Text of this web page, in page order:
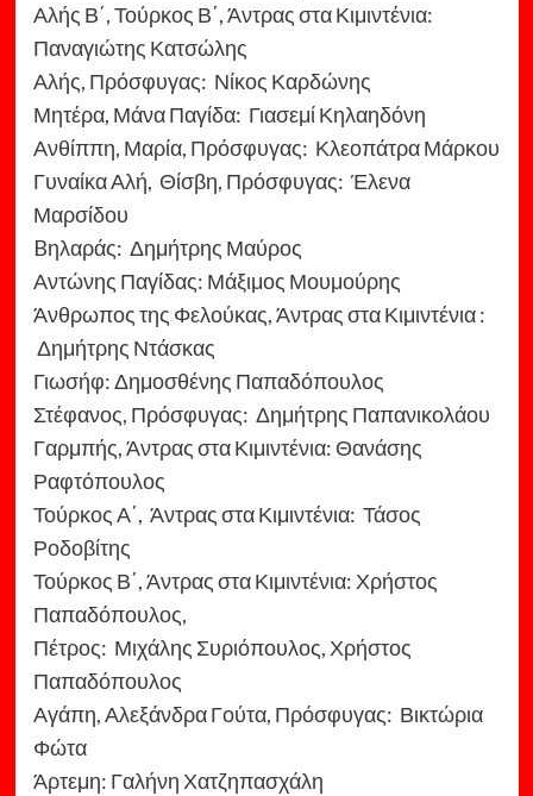
Αλής Β΄, Τούρκος Β΄, Άντρας στα Κιμιντένια:
Παναγιώτης Κατσώλης
Αλής, Πρόσφυγας: Νίκος Καρδώνης
Μητέρα, Μάνα Παγίδα: Γιασεμί Κηλαηδόνη
Ανθίππη, Μαρία, Πρόσφυγας: Κλεοπάτρα Μάρκου
Γυναίκα Αλή, Θίσβη, Πρόσφυγας: Έλενα
Μαρσίδου
Bηλαράς: Δημήτρης Μαύρος
Αντώνης Παγίδας: Μάξιμος Μουμούρης
Άνθρωπος της Φελούκας, Άντρας στα Κιμιντένια :
Δημήτρης Ντάσκας
Γιωσήφ: Δημοσθένης Παπαδόπουλος
Στέφανος, Πρόσφυγας: Δημήτρης Παπανικολάου
Γαρμπής, Άντρας στα Κιμιντένια: Θανάσης
Ραφτόπουλος
Τούρκος Α΄, Άντρας στα Κιμιντένια: Τάσος
Ροδοβίτης
Τούρκος Β΄, Άντρας στα Κιμιντένια: Χρήστος
Παπαδόπουλος,
Πέτρος: Μιχάλης Συριόπουλος, Χρήστος
Παπαδόπουλος
Αγάπη, Αλεξάνδρα Γούτα, Πρόσφυγας: Βικτώρια
Φώτα
Άρτεμη: Γαλήνη Χατζηπασχάλη